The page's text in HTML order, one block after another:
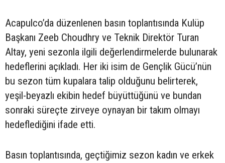
Acapulco’da düzenlenen basın toplantısında Kulüp
Başkanı Zeeb Choudhry ve Teknik Direktör Turan
Altay, yeni sezonla ilgili değerlendirmelerde bulunarak
hedeflerini açıkladı. Her iki isim de Gençlik Gücü’nün
bu sezon tüm kupalara talip olduğunu belirterek,
yeşil-beyazlı ekibin hedef büyüttüğünü ve bundan
sonraki süreçte zirveye oynayan bir takım olmayı
hedeflediğini ifade etti.
Basın toplantısında, geçtiğimiz sezon kadın ve erkek